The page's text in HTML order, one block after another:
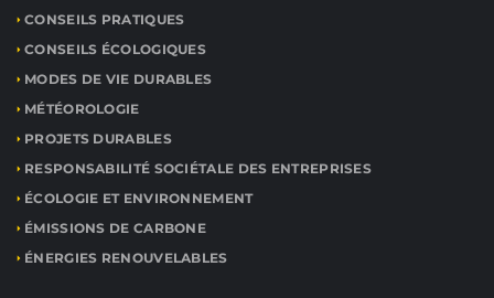
CONSEILS PRATIQUES
CONSEILS ÉCOLOGIQUES
MODES DE VIE DURABLES
MÉTÉOROLOGIE
PROJETS DURABLES
RESPONSABILITÉ SOCIÉTALE DES ENTREPRISES
ÉCOLOGIE ET ENVIRONNEMENT
ÉMISSIONS DE CARBONE
ÉNERGIES RENOUVELABLES